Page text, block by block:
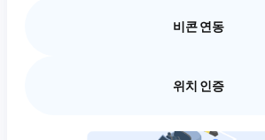
비콘 연동
위치 인증